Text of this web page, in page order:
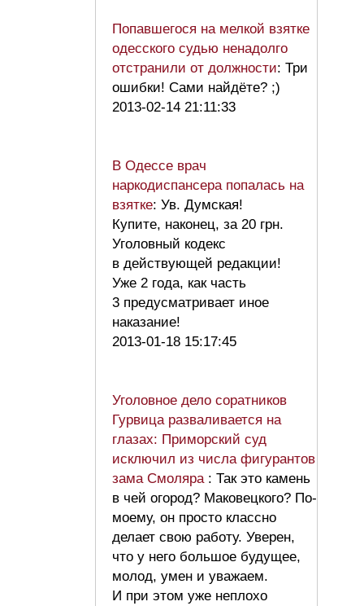
Попавшегося на мелкой взятке
одесского судью ненадолго
отстранили от должности: Три
ошибки! Сами найдёте? ;)
2013-02-14 21:11:33
В Одессе врач
наркодиспансера попалась на
взятке: Ув. Думская!
Купите, наконец, за 20 грн.
Уголовный кодекс
в действующей редакции!
Уже 2 года, как часть
3 предусматривает иное
наказание!
2013-01-18 15:17:45
Уголовное дело соратников
Гурвица разваливается на
глазах: Приморский суд
исключил из числа фигурантов
зама Смоляра : Так это камень
в чей огород? Маковецкого? По-
моему, он просто классно
делает свою работу. Уверен,
что у него большое будущее,
молод, умен и уважаем.
И при этом уже неплохо